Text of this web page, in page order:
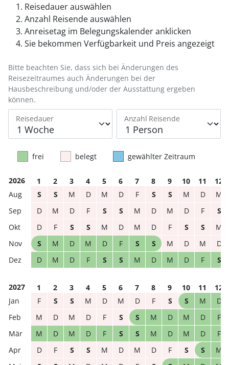
Reisedauer auswählen
Anzahl Reisende auswählen
Anreisetag im Belegungskalender anklicken
Sie bekommen Verfügbarkeit und Preis angezeigt
Reisedauer Anzahl Reisende
Bitte beachten Sie, dass sich bei Änderungen des
Reisezeitraumes auch Änderungen bei der
Hausbeschreibung und/oder der Ausstattung ergeben
können.
frei belegt gewählter Zeitraum
2026 1 2 3 4 5 6 7 8 9 10 11
12
S
S M D M D F S S M D
M
D
M D F S S M D M D F
S
D
F S S M D M D F S S
M
S
M D M D F S S M D M
D
D
M D F S S M D M D F S
2027 1 2 3 4 5 6 7 8 9 10 11
12
F
S S M D M D F S S M
D
M
D M D F S S M D M D
F
M
D M D F S S M D M D
F
D
F S S M D M D F S S
M